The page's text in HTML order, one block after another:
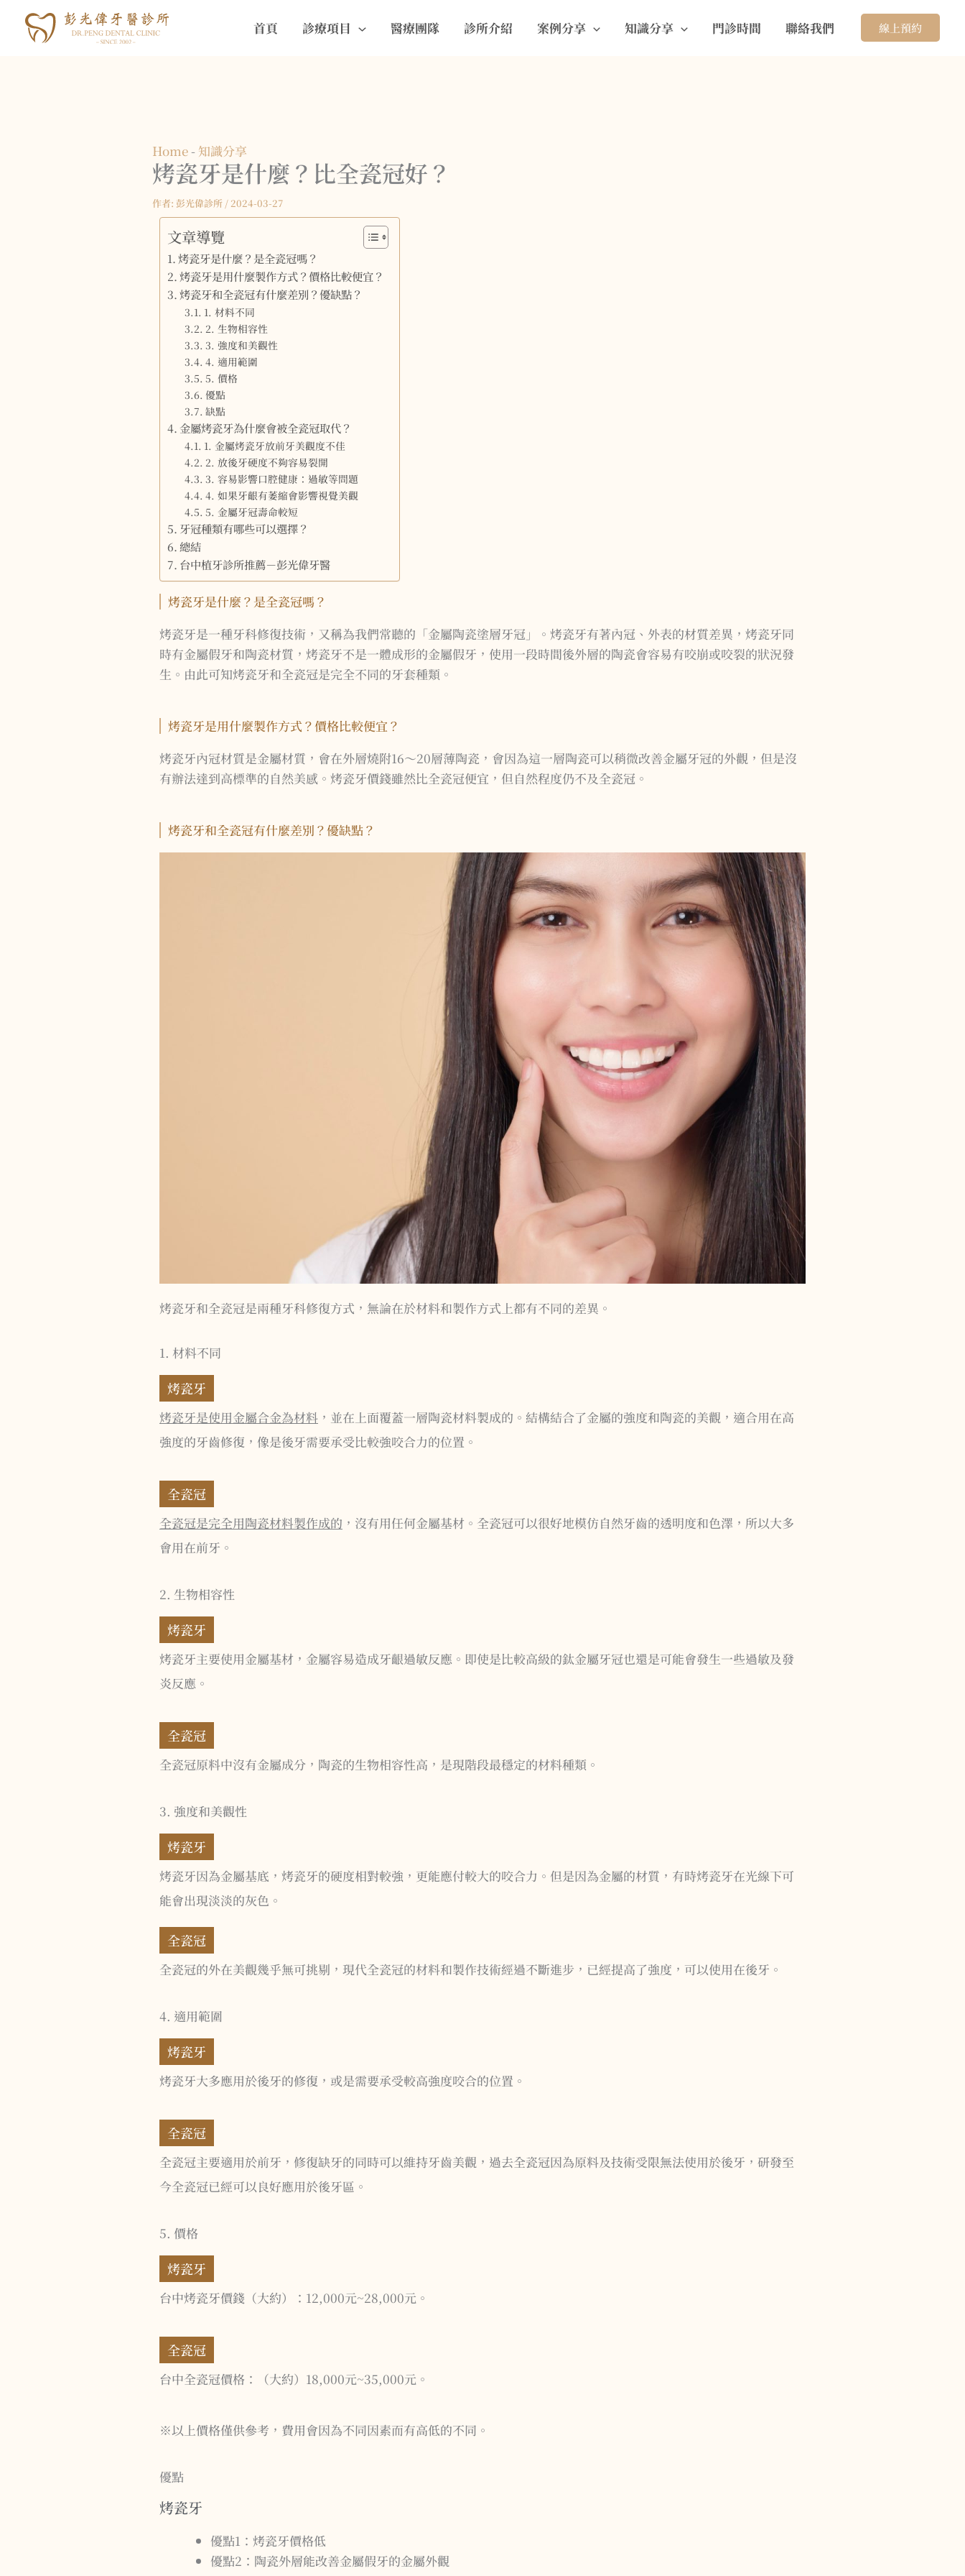
首頁 診療項目 醫療團隊 診所介紹 案例分享 知識分享 門診時間 聯絡我們 線上預約
Home- 知識分享
烤瓷牙是什麼？比全瓷冠好？
作者: 彭光偉診所 / 2024-03-27
文章導覽
烤瓷牙是什麼？是全瓷冠嗎？
烤瓷牙是用什麼製作方式？價格比較便宜？
烤瓷牙和全瓷冠有什麼差別？優缺點？
1. 材料不同
2. 生物相容性
3. 強度和美觀性
4. 適用範圍
5. 價格
優點
缺點
金屬烤瓷牙為什麼會被全瓷冠取代？
1. 金屬烤瓷牙放前牙美觀度不佳
2. 放後牙硬度不夠容易裂開
3. 容易影響口腔健康：過敏等問題
4. 如果牙齦有萎縮會影響視覺美觀
5. 金屬牙冠壽命較短
牙冠種類有哪些可以選擇？
總結
台中植牙診所推薦－彭光偉牙醫
烤瓷牙是什麼？是全瓷冠嗎？
烤瓷牙是一種牙科修復技術，又稱為我們常聽的「金屬陶瓷塗層牙冠」。烤瓷牙有著內冠、外表的材質差異，烤瓷牙同
時有金屬假牙和陶瓷材質，烤瓷牙不是一體成形的金屬假牙，使用一段時間後外層的陶瓷會容易有咬崩或咬裂的狀況發
生。由此可知烤瓷牙和全瓷冠是完全不同的牙套種類。
烤瓷牙是用什麼製作方式？價格比較便宜？
烤瓷牙內冠材質是金屬材質，會在外層燒附16～20層薄陶瓷，會因為這一層陶瓷可以稍微改善金屬牙冠的外觀，但是沒
有辦法達到高標準的自然美感。烤瓷牙價錢雖然比全瓷冠便宜，但自然程度仍不及全瓷冠。
烤瓷牙和全瓷冠有什麼差別？優缺點？
烤瓷牙和全瓷冠是兩種牙科修復方式，無論在於材料和製作方式上都有不同的差異。
1. 材料不同
烤瓷牙
烤瓷牙是使用金屬合金為材料 ，並在上面覆蓋一層陶瓷材料製成的。結構結合了金屬的強度和陶瓷的美觀，適合用在高
強度的牙齒修復，像是後牙需要承受比較強咬合力的位置。
全瓷冠
全瓷冠是完全用陶瓷材料製作成的 ，沒有用任何金屬基材。全瓷冠可以很好地模仿自然牙齒的透明度和色澤，所以大多
會用在前牙。
2. 生物相容性
烤瓷牙
烤瓷牙主要使用金屬基材，金屬容易造成牙齦過敏反應。即使是比較高級的鈦金屬牙冠也還是可能會發生一些過敏及發
炎反應。
全瓷冠
全瓷冠原料中沒有金屬成分，陶瓷的生物相容性高，是現階段最穩定的材料種類。
3. 強度和美觀性
烤瓷牙
烤瓷牙​因為金屬基底，烤瓷牙的硬度相對較強，更能應付較大的咬合力。但是因為金屬的材質，有時烤瓷牙在光線下可
能會出現淡淡的灰色。
全瓷冠
全瓷冠的外在美觀幾乎無可挑剔，現代全瓷冠的材料和製作技術經過不斷進步，已經提高了強度，可以使用在後牙。
4. 適用範圍
烤瓷牙
烤瓷牙大多應用於後牙的修復，或是需要承受較高強度咬合的位置。
全瓷冠
全瓷冠主要適用於前牙，修復缺牙的同時可以維持牙齒美觀，過去全瓷冠因為原料及技術受限無法使用於後牙，研發至
今全瓷冠已經可以良好應用於後牙區。
5. 價格
烤瓷牙
台中烤瓷牙價錢（大約）：12,000元~28,000元。
全瓷冠
台中全瓷冠價格：（大約）18,000元~35,000元。
※以上價格僅供參考，費用會因為不同因素而有高低的不同。
優點
烤瓷牙
優點1：烤瓷牙價格低
優點2：陶瓷外層能改善金屬假牙的金屬外觀